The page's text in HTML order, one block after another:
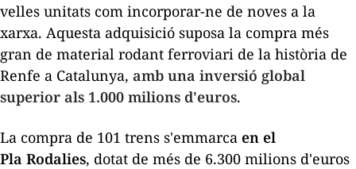
velles unitats com incorporar-ne de noves a la
xarxa. Aquesta adquisició suposa la compra més
gran de material rodant ferroviari de la història de
Renfe a Catalunya, amb una inversió global
superior als 1.000 milions d'euros.
La compra de 101 trens s'emmarca en el
Pla Rodalies, dotat de més de 6.300 milions d'euros